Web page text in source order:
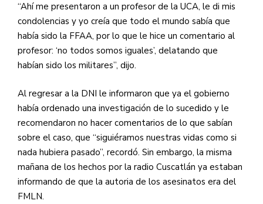
“Ahí me presentaron a un profesor de la UCA, le di mis
condolencias y yo creía que todo el mundo sabía que
había sido la FFAA, por lo que le hice un comentario al
profesor: ‘no todos somos iguales’, delatando que
habían sido los militares”, dijo.
Al regresar a la DNI le informaron que ya el gobierno
había ordenado una investigación de lo sucedido y le
recomendaron no hacer comentarios de lo que sabían
sobre el caso, que “siguiéramos nuestras vidas como si
nada hubiera pasado”, recordó. Sin embargo, la misma
mañana de los hechos por la radio Cuscatlán ya estaban
informando de que la autoria de los asesinatos era del
FMLN.